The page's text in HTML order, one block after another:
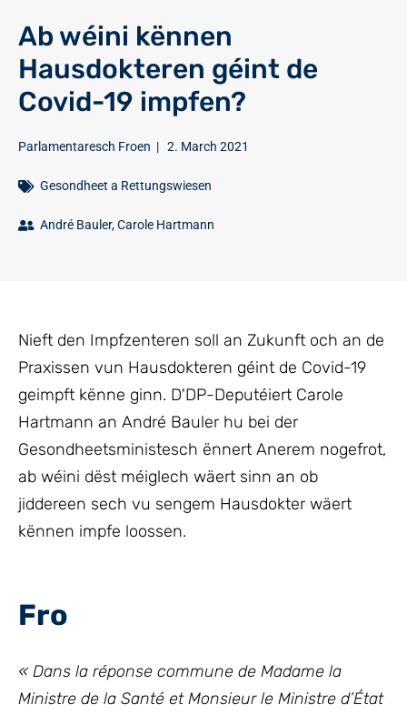
Ab wéini kënnen
Hausdokteren géint de
Covid-19 impfen?
Parlamentaresch Froen | 2. March 2021
Gesondheet a Rettungswiesen
André Bauler,Carole Hartmann
Nieft den Impfzenteren soll an Zukunft och an de
Praxissen vun Hausdokteren géint de Covid-19
geimpft kënne ginn. D'DP-Deputéiert Carole
Hartmann an André Bauler hu bei der
Gesondheetsministesch ënnert Anerem nogefrot,
ab wéini dëst méiglech wäert sinn an ob
jiddereen sech vu sengem Hausdokter wäert
kënnen impfe loossen.
Fro
« Dans la réponse commune de Madame la
Ministre de la Santé et Monsieur le Ministre d’État